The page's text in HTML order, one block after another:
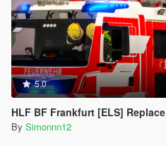
5.0
HLF BF Frankfurt [ELS] Replace
By Simonnn12